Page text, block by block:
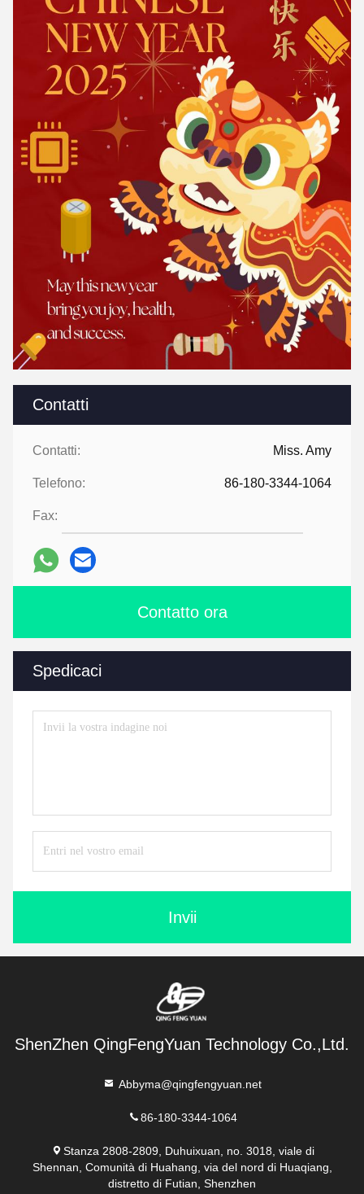
Contatti
Contatti: Miss. Amy
Telefono: 86-180-3344-1064
Fax:
Contatto ora
Spedicaci
Invii
ShenZhen QingFengYuan Technology Co.,Ltd.
Abbyma@qingfengyuan.net
86-180-3344-1064
Stanza 2808-2809, Duhuixuan, no. 3018, viale di
Shennan, Comunità di Huahang, via del nord di Huaqiang,
distretto di Futian, Shenzhen